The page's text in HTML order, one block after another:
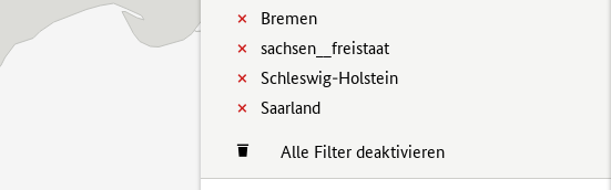
Bremen
sachsen__freistaat
Schleswig-Holstein
Saarland
Alle Filter deaktivieren